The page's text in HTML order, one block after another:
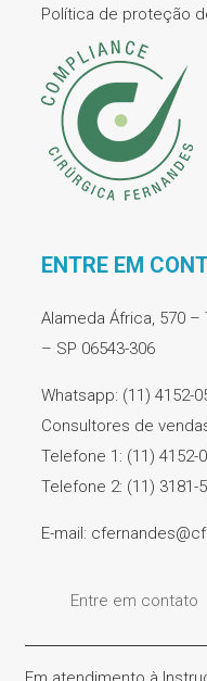
Política de proteção
ENTRE EM
Alameda África, 570
– SP 06543-306
Whatsapp: (11) 4152-
Consultores de
Telefone 1: (11) 4152-
Telefone 2: (11) 3181-
E-mail:
Entre em contato